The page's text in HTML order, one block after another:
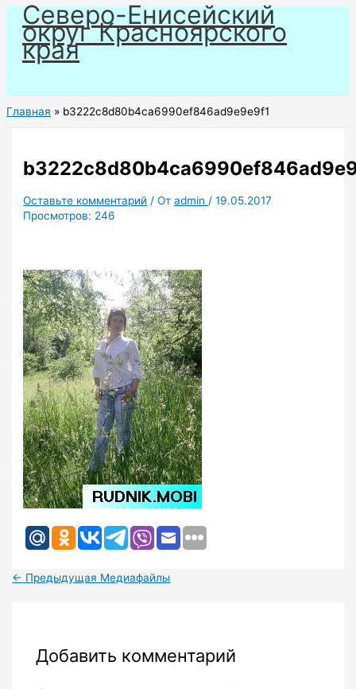
Перейти
содержимому
Северо-Енисейский
округ Красноярского
края
Главная b3222c8d80b4ca6990ef846ad9e9e9f1
Оставьте комментарий / Отadmin /19.05.2017
Просмотров: 246
← Предыдущая Медиафайлы
Добавить комментарий